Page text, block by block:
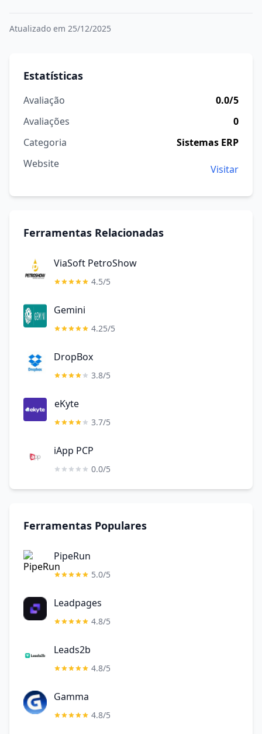
Atualizado em 25/12/2025
Estatísticas
Avaliação
0.0/5
Avaliações
0
Categoria
Sistemas ERP
Website
Visitar
Ferramentas Relacionadas
ViaSoft PetroShow
4.5/5
Gemini
4.25/5
DropBox
3.8/5
eKyte
3.7/5
iApp PCP
0.0/5
Ferramentas Populares
PipeRun
5.0/5
Leadpages
4.8/5
Leads2b
4.8/5
Gamma
4.8/5